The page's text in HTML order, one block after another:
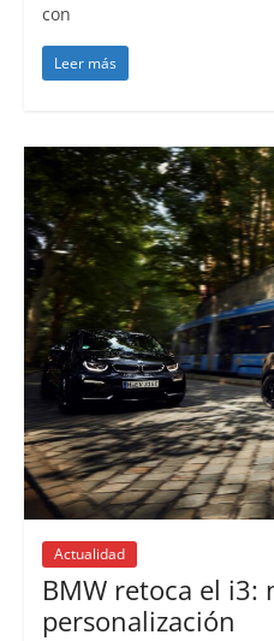
con
Leer más
Actualidad
BMW retoca el i3:
personalización